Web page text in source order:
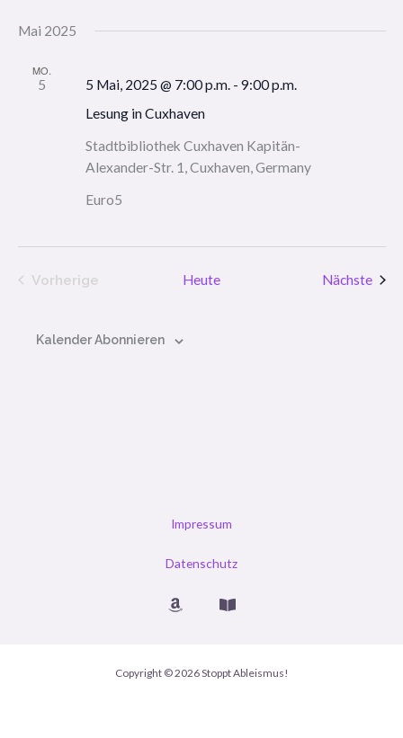
Mai 2025
MO.
5
Lesung in Cuxhaven
5 Mai, 2025 @ 7:00 p.m.- 9:00 p.m.
Stadtbibliothek Cuxhaven Kapitän-
Alexander-Str. 1, Cuxhaven, Germany
Euro5
Vorherige
Veranstaltungen
Heute Nächste
Kalender Abonnieren
Impressum
Datenschutz
Copyright © 2026 Stoppt Ableismus!